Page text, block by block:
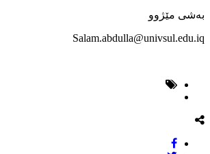
بەشی مێژوو
Salam.abdulla@univsul.edu.iq